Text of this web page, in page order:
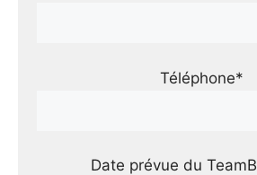
Téléphone*
Date prévue du